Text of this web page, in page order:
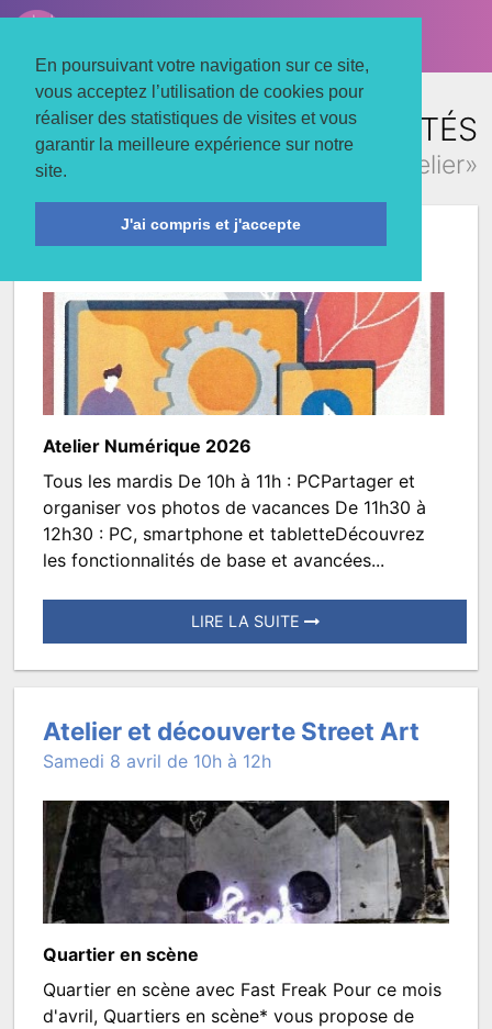
En poursuivant votre navigation sur ce site,
vous acceptez l’utilisation de cookies pour
réaliser des statistiques de visites et vous
garantir la meilleure expérience sur notre
site.
J'ai compris et j'accepte
LE TROIS MATS
TOUTES LES ACTUALITÉS
concernant «atelier»
Atelier Numérique 2026
Atelier Numérique 2026
Atelier
Numérique
2026
Tous les mardis De 10h à 11h : PCPartager et
organiser vos photos de vacances De 11h30 à
12h30 : PC, smartphone et tabletteDécouvrez
les fonctionnalités de base et avancées...
LIRE LA SUITE
Posté
28
janvier
à
11:44.
Écrit
par
TROISMATS.ACCUEIL
Atelier et découverte Street Art
Samedi 8 avril de 10h à 12h
Quartier en scène
Atelier
Quartier en scène avec Fast Freak Pour ce mois
d'avril, Quartiers en scène* vous propose de